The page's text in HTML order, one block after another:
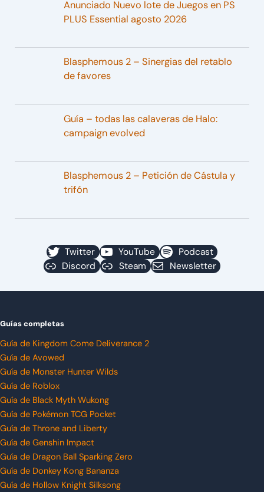
Anunciado Nuevo lote de Juegos en PS
PLUS Essential agosto 2026
Blasphemous 2 – Sinergias del retablo
de favores
Guía – todas las calaveras de Halo:
campaign evolved
Blasphemous 2 – Petición de Cástula y
trifón
Twitter YouTube
Podcast
Discord
Steam Newsletter
Guías completas
Guía de Kingdom Come Deliverance 2
Guía de Avowed
Guía de Monster Hunter Wilds
Guía de Roblox
Guía de Black Myth Wukong
Guía de Pokémon TCG Pocket
Guía de Throne and Liberty
Guía de Genshin Impact
Guía de Dragon Ball Sparking Zero
Guía de Donkey Kong Bananza
Guía de Hollow Knight Silksong